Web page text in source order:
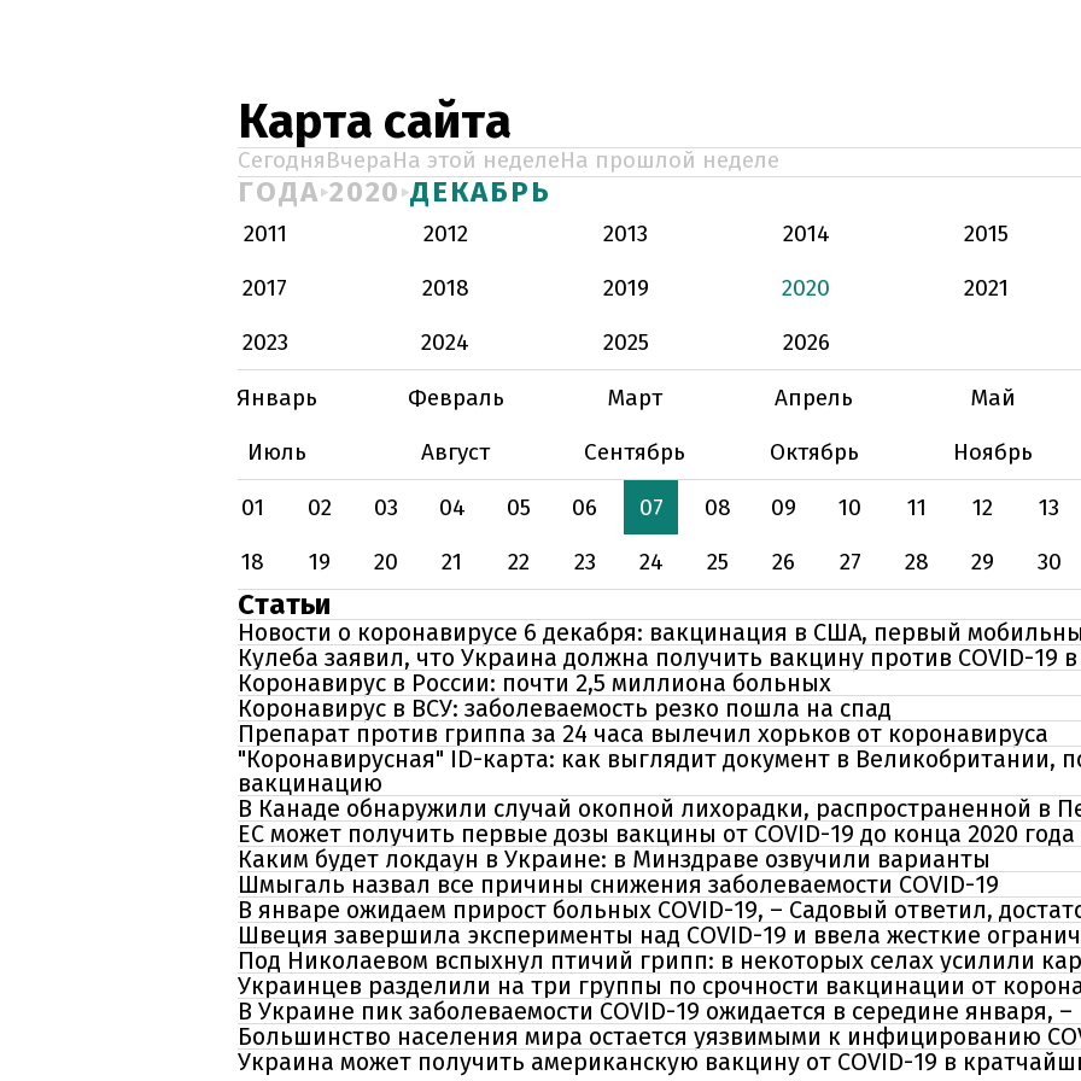
Карта сайта
СегодняВчераНа этой неделеНа прошлой неделе
ГОДА 2020 ДЕКАБРЬ
2011 2012 2013 2014
2015
2017
2018 2019 2020
2021
2023
2024 2025
2026
Январь
Февраль Март Апрель
Май
Июль
Август Сентябрь Октябрь
Ноябрь
01
02 03 04 05 06 07 08 09 10 11 12
13
18
19 20 21 22 23 24 25 26 27 28 29 30
Статьи
Новости о коронавирусе 6 декабря: вакцинация в США, первый
Кулеба заявил, что Украина должна получить вакцину против COVID-19
Коронавирус в России: почти 2,5 миллиона больных
Коронавирус в ВСУ: заболеваемость резко пошла на спад
Препарат против гриппа за 24 часа вылечил хорьков от коронавируса
"Коронавирусная" ID-карта: как выглядит документ в Великобритании,
вакцинацию
В Канаде обнаружили случай окопной лихорадки, распространенной в
ЕС может получить первые дозы вакцины от COVID-19 до конца 2020 года
Каким будет локдаун в Украине: в Минздраве озвучили варианты
Шмыгаль назвал все причины снижения заболеваемости COVID-19
В январе ожидаем прирост больных COVID-19, – Садовый ответил,
Швеция завершила эксперименты над COVID-19 и ввела жесткие
Под Николаевом вспыхнул птичий грипп: в некоторых селах усилили
Украинцев разделили на три группы по срочности вакцинации от
В Украине пик заболеваемости COVID-19 ожидается в середине января,
Большинство населения мира остается уязвимыми к инфицированию
Украина может получить американскую вакцину от COVID-19 в